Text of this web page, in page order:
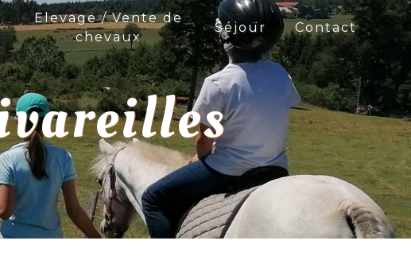
Elevage / Vente de
chevaux
Séjour Contact